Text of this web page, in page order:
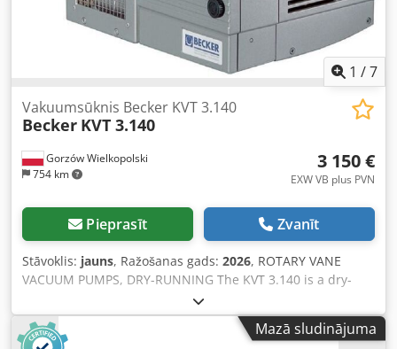
1 /7
Gorzów Wielkopolski
754 km
Vakuumsūknis Becker KVT 3.140
Becker KVT 3.140
3 150 €
EXW VB plus PVN
Pieprasīt Zvanīt
Stāvoklis: jauns, Ražošanas gads: 2026, ROTARY VANE
VACUUM PUMPS, DRY-RUNNING The KVT 3.140 is a dry-
running displacement pump designed for rough vacuum
applications and continuous operation. It utilizes self-
lubricating vanes made from a graphite composite
Mazā sludinājuma